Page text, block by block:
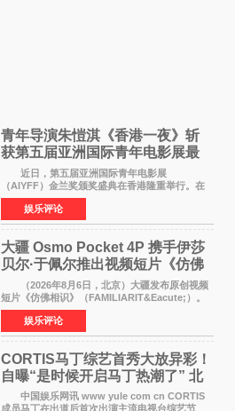
青年导演朱愷淇《香港一夜》斩
获第五届亚洲国际青年电影展最
佳剧本改编奖
近日，第五届亚洲国际青年电影展
（AIYFF）金兰奖颁奖盛典在香港隆重举行。在
这场汇聚数百位海内外电影人、文化界人士及媒
体代表的亚洲青年影视盛会上，香港本土电影
《香港一夜》（Dawn in Ho
娱乐评论
大疆 Osmo Pocket 4P 携手伊莎
贝尔·于佩尔推出视频短片《仿佛
相识》
（2026年8月6日，北京）大疆发布原创视频
短片《仿佛相识》（FAMILIARIT&Eacute;）。
视频短片由戛纳国际电影节最佳女演员伊莎贝尔·
于佩尔（Isabelle Huppert）主演，全程使用大
疆首款双主摄口
娱乐评论
CORTIS马丁综艺首秀大放异彩！
自曝“是时候开启马丁热潮了” 北
美巡演火热进行中
中国娱乐网讯 www yule com cn CORTIS
成员马丁在出道后首次出演主流电视台综艺节